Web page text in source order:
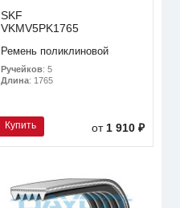
SKF
VKMV5PK1765
Ремень поликлиновой
Ручейков: 5
Длина: 1765
Купить от 1 910 ₽